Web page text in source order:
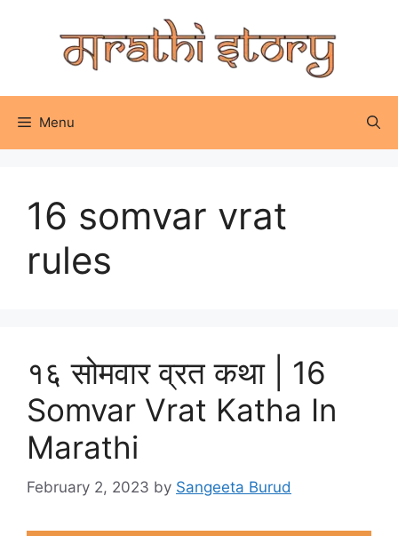
Menu
16 somvar vrat
rules
१६ सोमवार व्रत कथा | 16
Somvar Vrat Katha In
Marathi
February 2, 2023 by Sangeeta Burud